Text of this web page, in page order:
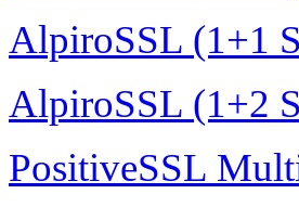
AlpiroSSL (1+1
AlpiroSSL (1+2
PositiveSSL